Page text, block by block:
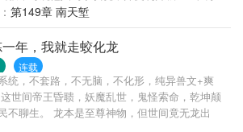
。 最后，老猪向兄弟们伸蹄子啦！ 交流区，
110-740，需订阅验证）普通区（481-325-
条。 一根凡骨（白）→体格强壮（青）→筋骨
蓝）→武道妖孽（红） 福缘不浅（青）→多福
蓝）→奇迹之子（红）→天道垂青（金） 随着
不断累加。 无数人求而不得的长生，在韩枫这
烂大街了。 私服版简介： 读者们谁懂啊？ 这
板抽风了，经常给我复制一些奇奇怪怪的词
么翻墙高手、妇女之友、画圈圈诅咒、一摸就
瞪眼就腿软等根本不是我复制的。 没办法，我
第149章 南天堑
年，我就走蛟化龙
连载
系统，不套路，不无脑，不化形，纯异兽文+爽
世间帝王昏聩，妖魔乱世，鬼怪索命，乾坤颠
不聊生。 龙本是至尊神物，但世间竟无龙出